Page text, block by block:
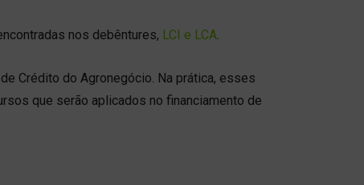
nos debêntures, LCI e LCA
Crédito do Agronegócio. Na prática, esses
que serão aplicados no financiamento de